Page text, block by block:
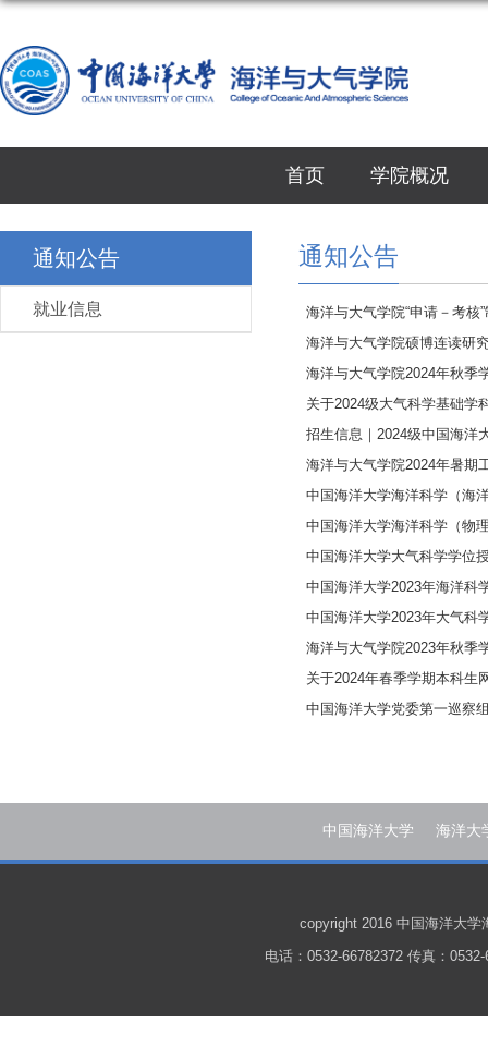
首页 学院概况
通知公告
就业信息
通知公告
海洋与大气学院“申请－考核
海洋与大气学院硕博连读研
海洋与大气学院2024年秋季
关于2024级大气科学基础学
招生信息｜2024级中国海洋
海洋与大气学院2024年暑期
中国海洋大学海洋科学（海
中国海洋大学海洋科学（物
中国海洋大学大气科学学位
中国海洋大学2023年海洋科
中国海洋大学2023年大气科
海洋与大气学院2023年秋季
关于2024年春季学期本科生
中国海洋大学党委第一巡察
中国海洋大学 海洋大
copyright 2016 中国海洋大学
电话：0532-66782372 传真：